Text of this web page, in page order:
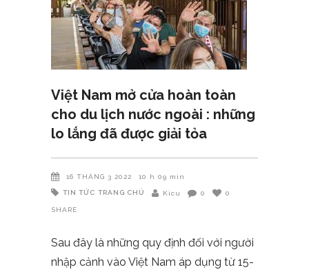
Việt Nam mở cửa hoàn toàn
cho du lịch nước ngoài : những
lo lắng đã được giải tỏa
16 THÁNG 3 2022 10 h 09 min
TIN TỨC TRANG CHỦ Kicu 0 0
SHARE
Sau đây là những quy định đối với người
nhập cảnh vào Việt Nam áp dụng từ 15-